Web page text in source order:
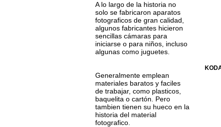
A lo largo de la historia no
solo se fabricaron aparatos
fotograficos de gran calidad,
algunos fabricantes hicieron
sencillas cámaras para
iniciarse o para niños, incluso
algunas como juguetes.
Generalmente emplean
materiales baratos y faciles
de trabajar, como plasticos,
baquelita o cartón. Pero
tambien tienen su hueco en la
historia del material
fotografico.